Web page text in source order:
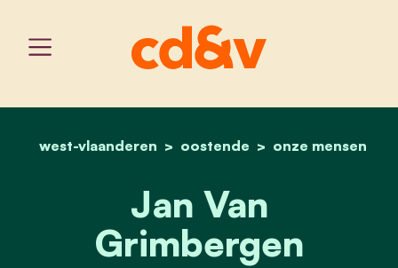
home
west-vlaanderen oostende onze mensen
jan van grimbergen
Jan Van
Grimbergen